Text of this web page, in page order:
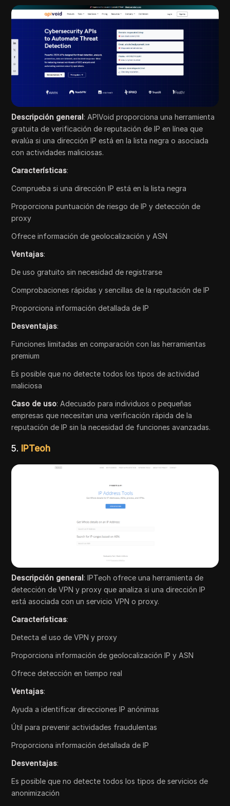
Descripción general: APIVoid proporciona una herramienta
gratuita de verificación de reputación de IP en línea que
evalúa si una dirección IP está en la lista negra o asociada
con actividades maliciosas.
Características:
Comprueba si una dirección IP está en la lista negra
Proporciona puntuación de riesgo de IP y detección de
proxy
Ofrece información de geolocalización y ASN
Ventajas:
De uso gratuito sin necesidad de registrarse
Comprobaciones rápidas y sencillas de la reputación de IP
Proporciona información detallada de IP
Desventajas:
Funciones limitadas en comparación con las herramientas
premium
Es posible que no detecte todos los tipos de actividad
maliciosa
Caso de uso: Adecuado para individuos o pequeñas
empresas que necesitan una verificación rápida de la
reputación de IP sin la necesidad de funciones avanzadas.
5. IPTeoh
Descripción general: IPTeoh ofrece una herramienta de
detección de VPN y proxy que analiza si una dirección IP
está asociada con un servicio VPN o proxy.
Características:
Detecta el uso de VPN y proxy
Proporciona información de geolocalización IP y ASN
Ofrece detección en tiempo real
Ventajas:
Ayuda a identificar direcciones IP anónimas
Útil para prevenir actividades fraudulentas
Proporciona información detallada de IP
Desventajas:
Es posible que no detecte todos los tipos de servicios de
anonimización